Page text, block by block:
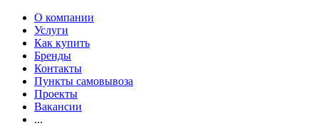
О компании
Услуги
Как купить
Бренды
Контакты
Пункты самовывоза
Проекты
Вакансии
...